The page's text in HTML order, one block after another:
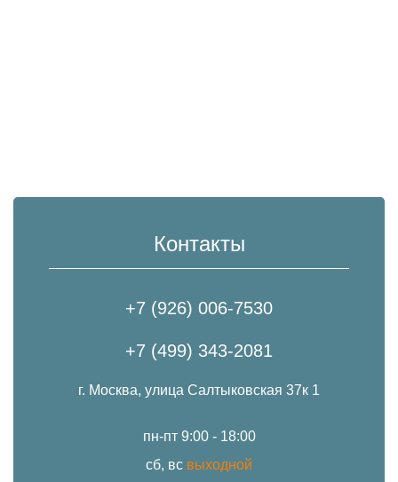
Контакты
+7 (926) 006-7530
+7 (499) 343-2081
г. Москва, улица Салтыковская 37к 1
пн-пт 9:00 - 18:00
сб, вс выходной